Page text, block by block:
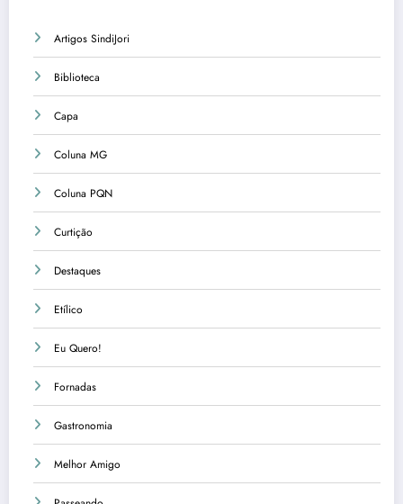
Artigos SindiJori
Biblioteca
Capa
Coluna MG
Coluna PQN
Curtição
Destaques
Etílico
Eu Quero!
Fornadas
Gastronomia
Melhor Amigo